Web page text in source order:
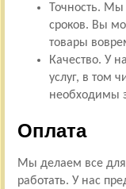
Точность. Мы
сроков. Вы
товары
Качество. У
услуг, в том
необходимы
Оплата
Мы делаем все
работать. У нас